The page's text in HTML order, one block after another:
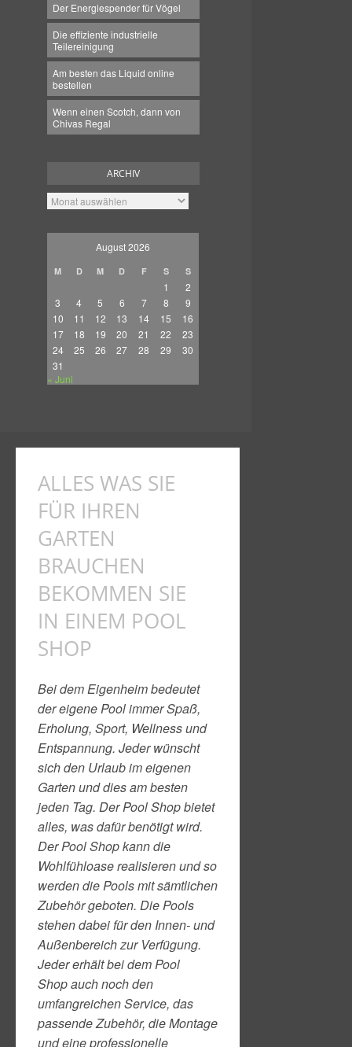
Der Energiespender für Vögel
Die effiziente industrielle
Teilereinigung
Am besten das Liquid online
bestellen
Wenn einen Scotch, dann von
Chivas Regal
ARCHIV
Archiv
August 2026
M D M D F S S
1
2
3
4 5 6 7 8
9
10
11 12 13 14 15
16
17
18 19 20 21 22
23
24
25 26 27 28 29
30
31
« Juni
ALLES WAS SIE
FÜR IHREN
GARTEN
BRAUCHEN
BEKOMMEN SIE
IN EINEM POOL
SHOP
Bei dem Eigenheim bedeutet
der eigene Pool immer Spaß,
Erholung, Sport, Wellness und
Entspannung. Jeder wünscht
sich den Urlaub im eigenen
Garten und dies am besten
jeden Tag. Der Pool Shop bietet
alles, was dafür benötigt wird.
Der Pool Shop kann die
Wohlfühloase realisieren und so
werden die Pools mit sämtlichen
Zubehör geboten. Die Pools
stehen dabei für den Innen- und
Außenbereich zur Verfügung.
Jeder erhält bei dem Pool
Shop auch noch den
umfangreichen Service, das
passende Zubehör, die Montage
und eine professionelle